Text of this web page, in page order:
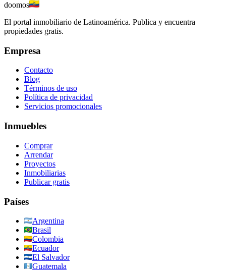
doomos
El portal inmobiliario de Latinoamérica. Publica y encuentra
propiedades gratis.
Empresa
Contacto
Blog
Términos de uso
Política de privacidad
Servicios promocionales
Inmuebles
Comprar
Arrendar
Proyectos
Inmobiliarias
Publicar gratis
Países
Argentina
Brasil
Colombia
Ecuador
El Salvador
Guatemala